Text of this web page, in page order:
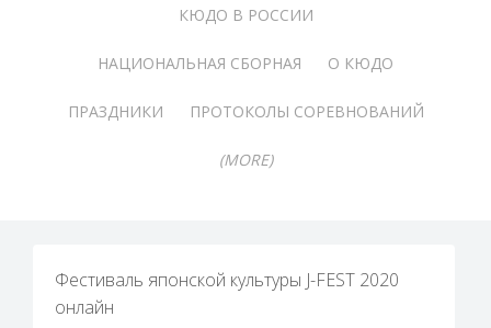
КЮДО В РОССИИ
НАЦИОНАЛЬНАЯ СБОРНАЯ О КЮДО
ПРАЗДНИКИ ПРОТОКОЛЫ СОРЕВНОВАНИЙ
(MORE)
Фестиваль японской культуры J-FEST 2020
онлайн